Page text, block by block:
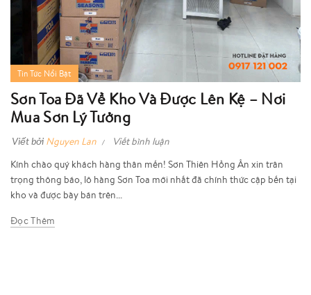
Tin Tức Nổi Bật
Sơn Toa Đã Về Kho Và Được Lên Kệ – Nơi
Mua Sơn Lý Tưởng
Viết bởi Nguyen Lan
Viết bình luận
Kính chào quý khách hàng thân mến! Sơn Thiên Hồng Ân xin trân
trọng thông báo, lô hàng Sơn Toa mới nhất đã chính thức cập bến tại
kho và được bày bán trên...
Đọc Thêm